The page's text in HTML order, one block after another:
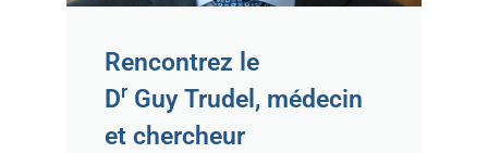
Rencontrez le
Dr Guy Trudel, médecin
et chercheur